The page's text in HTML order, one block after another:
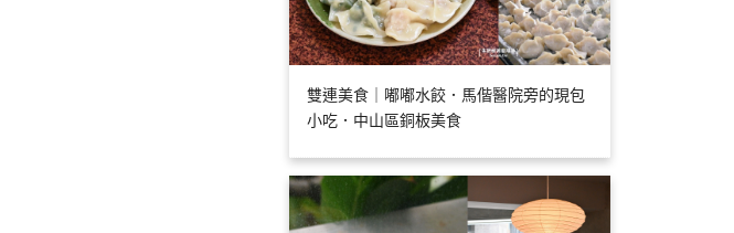
雙連美食｜嘟嘟水餃．馬偕醫院旁的現包
小吃．中山區銅板美食